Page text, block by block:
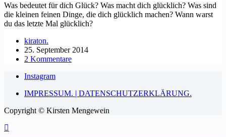
Was bedeutet für dich Glück? Was macht dich glücklich? Was sind
die kleinen feinen Dinge, die dich glücklich machen? Wann warst
du das letzte Mal glücklich?
kiraton.
25. September 2014
2 Kommentare
Instagram
IMPRESSUM. | DATENSCHUTZERKLÄRUNG.
Copyright © Kirsten Mengewein